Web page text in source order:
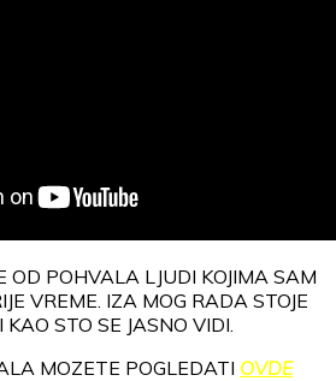
OD POHVALA LJUDI KOJIMA SAM
VREME. IZA MOG RADA STOJE
STO SE JASNO VIDI.
MOZETE POGLEDATI OVDE